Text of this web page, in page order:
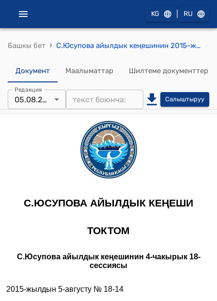
KG RU
Башкы бет › С.Юсупова айылдык кеңешинин 2015-жылдын 5-августундагы № 18-14 "Араван айылынын тургуну Ахмаджонов Хайрулло Шукуровичтин Араван айылынын Азизохунов көчөсүндө жайгашкан жеке менчик лимонад цехин жерин курулуштук багытын өзгөртүп, аталган жерге турак үй курууга уруксат сурап жазган арызы" токтому
Документ Маалыматтар Шилтеме документтер
Редакция
05.08.2015 Салыштыруу